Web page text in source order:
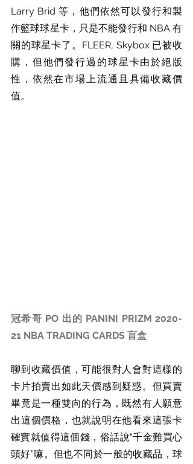
Larry Brid 等，他們依然可以發行和製
作籃球球星卡，只是不能發行和 NBA 有
關的球星卡了。FLEER, Skybox 已被收
購，但他們發行過的球星卡由於絕版
性，依然在市場上流通且具備收藏價
值。
冠希哥 PO 出的 PANINI PRIZM 2020-
21 NBA TRADING CARDS 盲盒
聊到收藏價值，可能很對人會對這樣的
卡片拍賣出如此天價感到疑惑。但買賣
畢竟是一種雙向的行為，既然有人願意
出這個價格，也就說明在他看來這張卡
確實就值得這個錢，俗話說“千金難買心
頭好”嘛。但也不同於一般的收藏品，球